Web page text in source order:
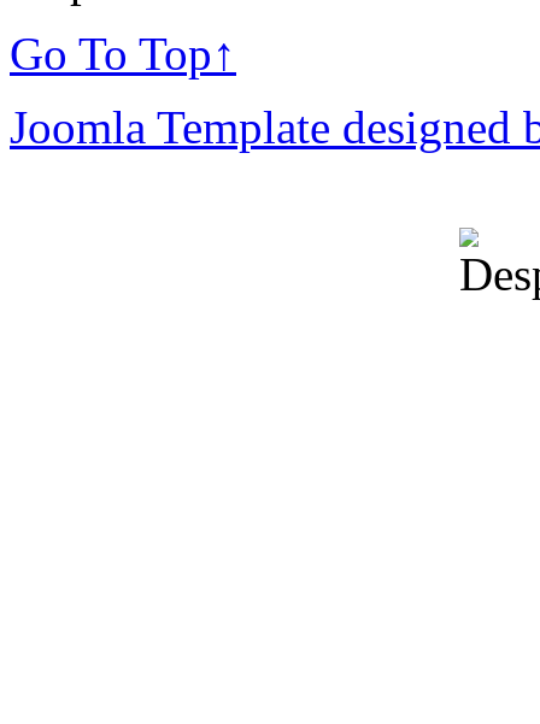
Go To Top↑
Joomla Template designed